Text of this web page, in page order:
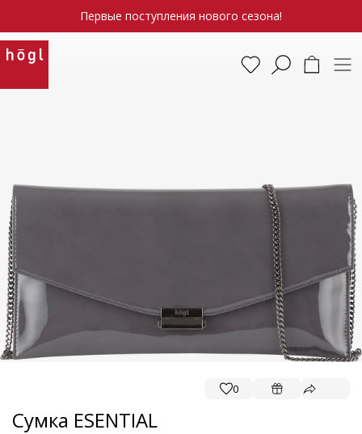
Первые поступления нового сезона!
0
Сумка ESENTIAL